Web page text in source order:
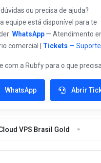
ou precisa de ajuda?
equipe está disponível para te
WhatsApp — Atendimento
comercial | Tickets —
com a Rubfy para o que
WhatsApp Abrir
VPS Brasil Gold